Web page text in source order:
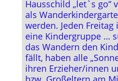
Hausschild „let`s go“
als
werden. Jeden
eine Kindergruppe …
das Wandern den
fällt, haben alle
ihren Erzieher/innen